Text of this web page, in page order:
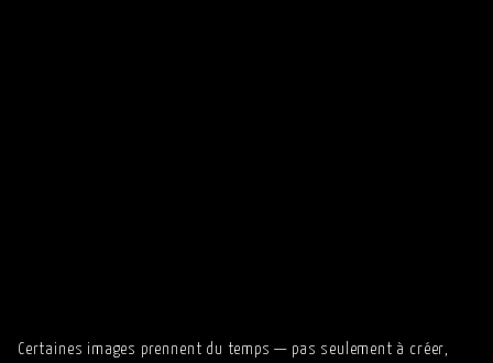
Certaines images prennent du temps — pas seulement à créer,